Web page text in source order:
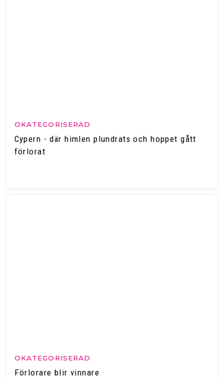
OKATEGORISERAD
Cypern - där himlen plundrats och hoppet gått
förlorat
OKATEGORISERAD
Förlorare blir vinnare